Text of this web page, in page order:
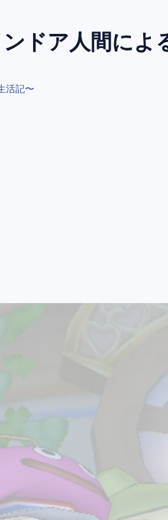
ドア人間によ
活記〜